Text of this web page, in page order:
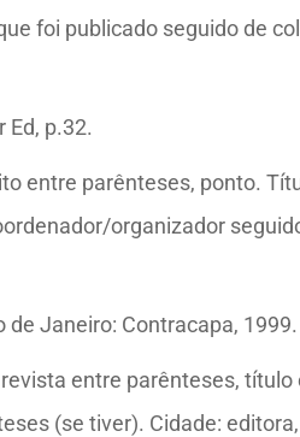
foi publicado seguido de
Ed, p.32.
entre parênteses, ponto.
organizador
de Janeiro: Contracapa, 1999.
entre parênteses, título
(se tiver). Cidade: